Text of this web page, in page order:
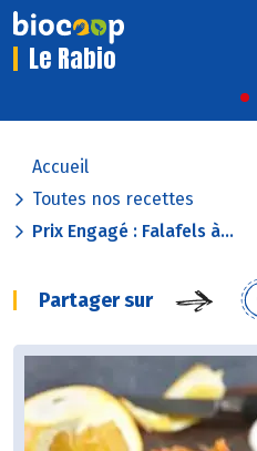
Le Rabio
Accueil
Toutes nos recettes
Prix Engagé : Falafels à...
Partager sur